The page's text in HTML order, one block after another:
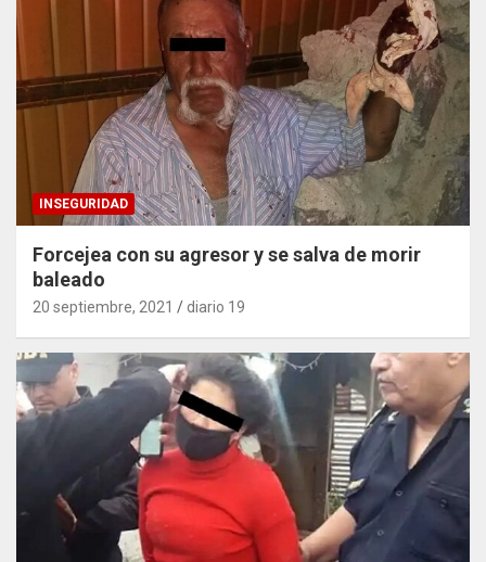
INSEGURIDAD
Forcejea con su agresor y se salva de morir
baleado
20 septiembre, 2021 diario 19